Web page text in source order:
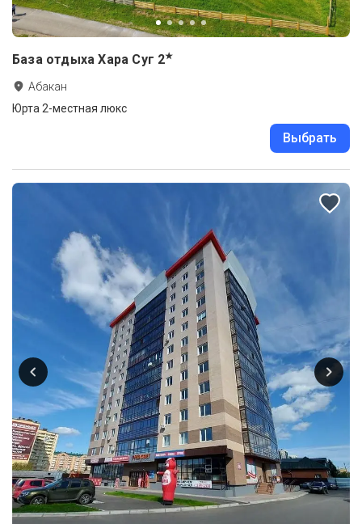
База отдыха Хара Суг 2★
Абакан
Юрта 2-местная люкс
Выбрать